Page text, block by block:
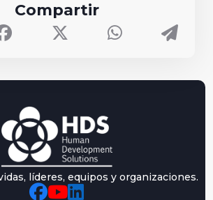
Compartir
líderes, equipos y organizaciones.